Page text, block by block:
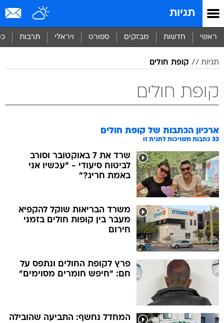
תגיות
ראשי חדשות מבזקים ספורט ויראלי תרבות
תגיות קופת חולים
קופת חולים
ארכיון הכתבות של קופת חולים
33 כתבות משויכות לתגית זו
שרד את 7 באוקטובר וסורב
לביטוח סיעודי - "עכשיו אני
באמת חריג?"
משרד הבריאות שוקל להקפיא
מעבר בין קופות חולים בזמני
חירום
פרץ לקופת החולים ונתפס על
חם: "חיפש חומרים מסוימים"
המחדל נחשף: התביעה שהובילה